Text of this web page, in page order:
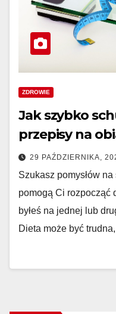
ZDROWIE
Jak szybko
przepisy na
29 PAŹDZIERNIKA,
Szukasz pomysłów
pomogą Ci rozpocząć
byłeś na jednej lub
Dieta może być